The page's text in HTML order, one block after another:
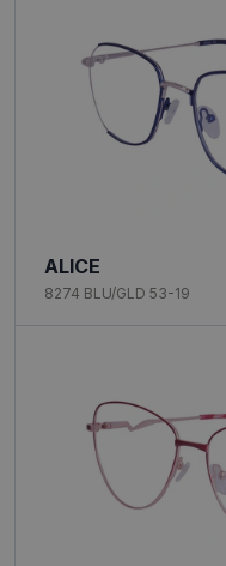
ALICE
8274 BLU/GLD 53-19